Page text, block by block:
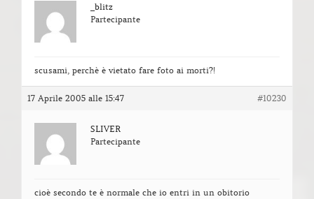
_blitz
Partecipante
scusami, perchè è vietato fare foto ai morti?!
17 Aprile 2005 alle 15:47 #10230
SLIVER
Partecipante
cioè secondo te è normale che io entri in un obitorio